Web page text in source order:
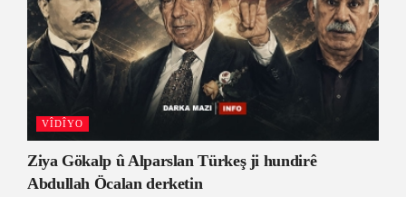
VÎDÎYO
Ziya Gökalp û Alparslan Türkeş ji hundirê
Abdullah Öcalan derketin